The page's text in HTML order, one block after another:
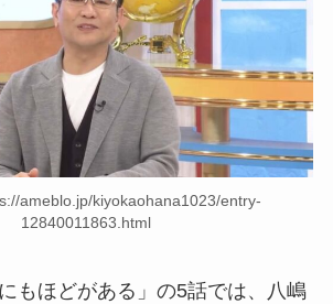
ameblo.jp/kiyokaohana1023/entry-
12840011863.html
もほどがある」の5話では、八嶋